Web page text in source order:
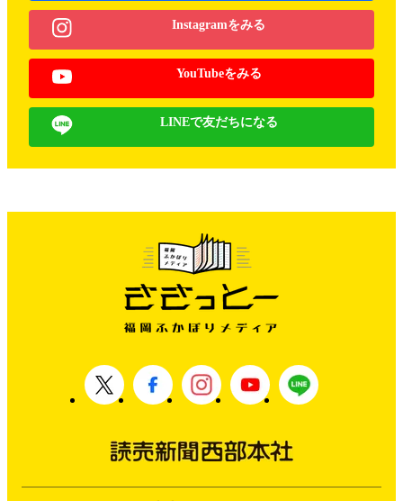
Instagramをみる
YouTubeをみる
LINEで友だちになる